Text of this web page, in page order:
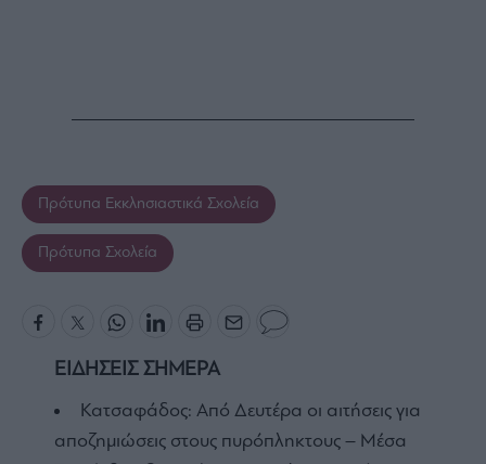
Πρότυπα Εκκλησιαστικά Σχολεία
Πρότυπα Σχολεία
ΕΙΔΗΣΕΙΣ ΣΗΜΕΡΑ
Κατσαφάδος: Από Δευτέρα οι αιτήσεις για
αποζημιώσεις στους πυρόπληκτους – Μέσα